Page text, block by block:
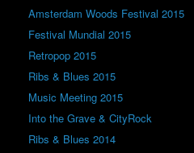
Amsterdam Woods Festival 2015
Festival Mundial 2015
Retropop 2015
Ribs & Blues 2015
Music Meeting 2015
Into the Grave & CityRock
Ribs & Blues 2014